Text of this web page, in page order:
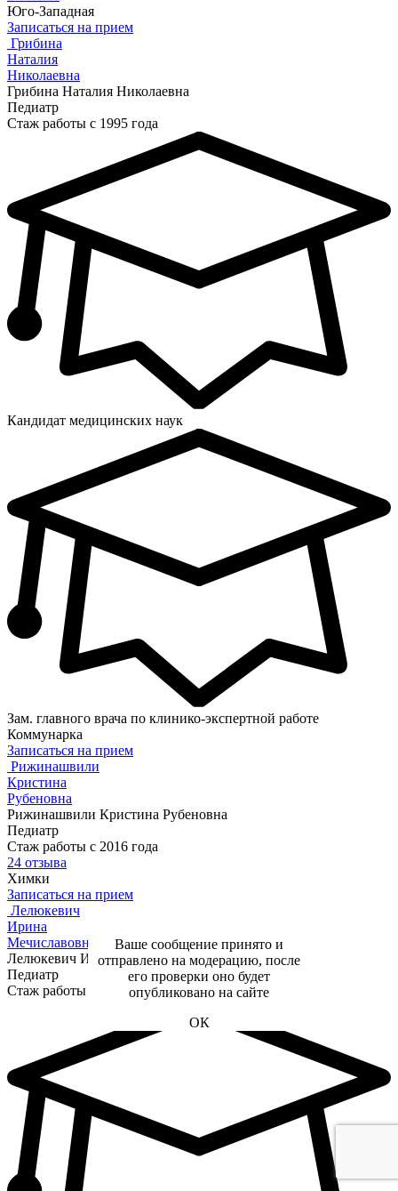
Юго-Западная
Записаться на прием
Грибина
Наталия
Николаевна
Грибина Наталия Николаевна
Педиатр
Стаж работы с 1995 года
Кандидат медицинских наук
Зам. главного врача по клинико-экспертной работе
Коммунарка
Записаться на прием
Рижинашвили
Кристина
Рубеновна
Рижинашвили Кристина Рубеновна
Педиатр
Стаж работы с 2016 года
24 отзыва
Химки
Записаться на прием
Лелюкевич
Ирина
Мечиславовна
Лелюкевич Ирина Мечиславовна
Педиатр
Стаж работы с 1996 года
Ваше сообщение принято и
отправлено на модерацию, после
его проверки оно будет
опубликовано на сайте
ОК